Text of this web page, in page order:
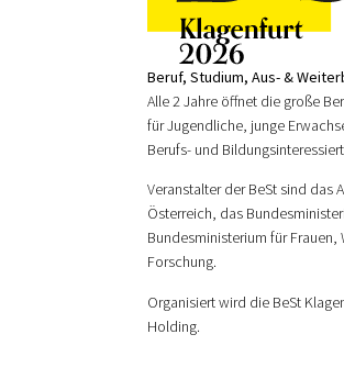
Beruf, Studium, Aus- &
Alle 2 Jahre öffnet die große
für Jugendliche, junge
Berufs- und
Veranstalter der BeSt sind das
Österreich, das
Bundesministerium für Frauen,
Forschung.
Organisiert wird die BeSt
Holding.